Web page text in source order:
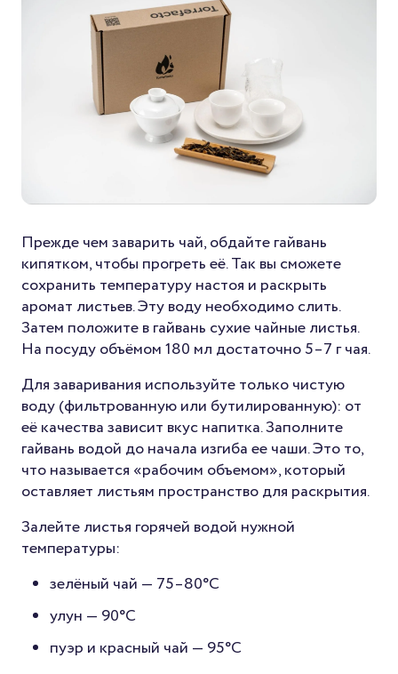
Прежде чем заварить чай, обдайте гайвань
кипятком, чтобы прогреть её. Так вы сможете
сохранить температуру настоя и раскрыть
аромат листьев. Эту воду необходимо слить.
Затем положите в гайвань сухие чайные листья.
На посуду объёмом 180 мл достаточно 5–7 г чая.
Для заваривания используйте только чистую
воду (фильтрованную или бутилированную): от
её качества зависит вкус напитка. Заполните
гайвань водой до начала изгиба ее чаши. Это то,
что называется «рабочим объемом», который
оставляет листьям пространство для раскрытия.
Залейте листья горячей водой нужной
температуры:
зелёный чай — 75–80°C
улун — 90°C
пуэр и красный чай — 95°C